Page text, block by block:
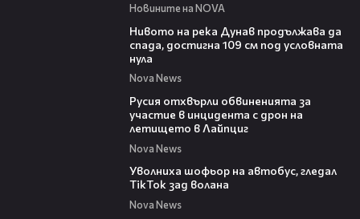
Новините на NOVA
Нивото на река Дунав продължава да
спада, достигна 109 см под условната
нула
Nova News
Русия отхвърли обвиненията за
участие в инцидента с дрон на
летището в Лайпциг
Nova News
Уволниха шофьор на автобус, гледал
TikTok зад волана
Nova News